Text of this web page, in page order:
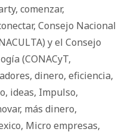
, comenzar,
, Consejo Nacional
y el Consejo
(CONACyT,
, dinero, eficiencia,
, ideas, Impulso,
, más dinero,
, Micro empresas,